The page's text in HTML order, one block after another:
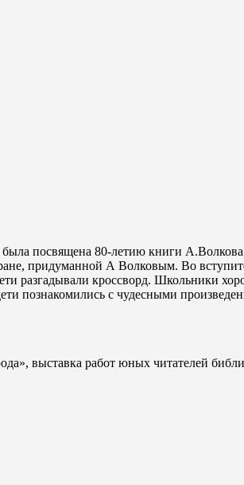
была посвящена 80-летию книги
придуманной А Волковым. Во
разгадывали кроссворд. Школьники
познакомились с чудесными
выставка работ юных читателей